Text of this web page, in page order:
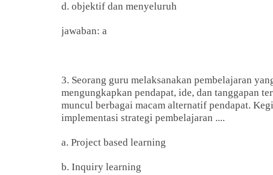
d. objektif dan menyeluruh
jawaban: a
3. Seorang guru melaksanakan pembelajaran
mengungkapkan pendapat, ide, dan tanggapan
muncul berbagai macam alternatif pendapat.
implementasi strategi pembelajaran ....
a. Project based learning
b. Inquiry learning